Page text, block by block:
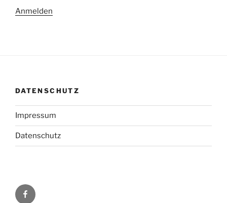
Anmelden
DATENSCHUTZ
Impressum
Datenschutz
Facebook